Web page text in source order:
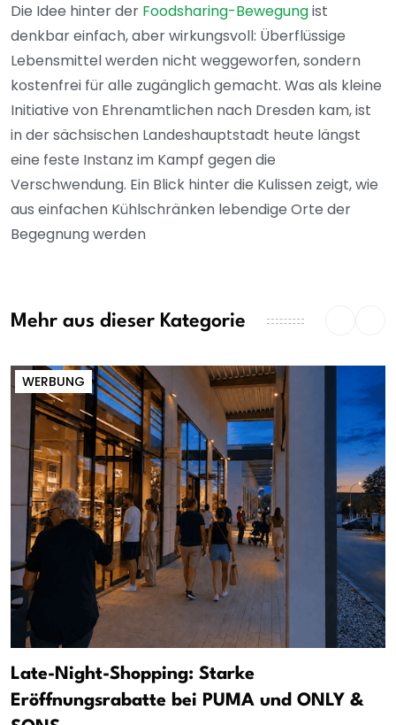
Die Idee hinter der Foodsharing-Bewegungist
denkbar einfach, aber wirkungsvoll: Überflüssige
Lebensmittel werden nicht weggeworfen, sondern
kostenfrei für alle zugänglich gemacht. Was als kleine
Initiative von Ehrenamtlichen nach Dresden kam, ist
in der sächsischen Landeshauptstadt heute längst
eine feste Instanz im Kampf gegen die
Verschwendung. Ein Blick hinter die Kulissen zeigt, wie
aus einfachen Kühlschränken lebendige Orte der
Begegnung werden
Mehr aus dieser Kategorie
WERBUNG
Late-Night-Shopping: Starke
Eröffnungsrabatte bei PUMA und ONLY &